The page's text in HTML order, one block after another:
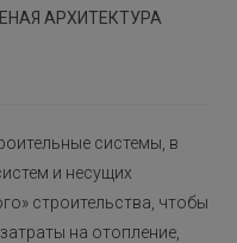
системы, в
и несущих
строительства, чтобы
на отопление,